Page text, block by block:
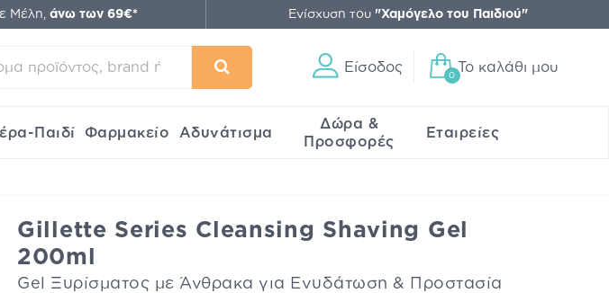
Μέλη, άνω των 69€* Ενίσχυση του "Χαμόγελο του Παιδιού"
Είσοδος
0
Το καλάθι μου
Παιδί Φαρμακείο Αδυνάτισμα
Δώρα &
Προσφορές
Εταιρείες
Gillette Series Cleansing Shaving Gel
200ml
Gel Ξυρίσματος με Άνθρακα για Ενυδάτωση & Προστασία